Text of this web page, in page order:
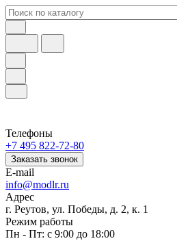
Телефоны
+7 495 822-72-80
Заказать звонок
E-mail
info@modlr.ru
Адрес
г. Реутов, ул. Победы, д. 2, к. 1
Режим работы
Пн - Пт: с 9:00 до 18:00